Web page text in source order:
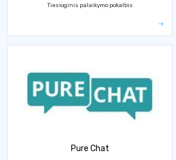
Tiesioginis palaikymo pokalbis
Pure Chat